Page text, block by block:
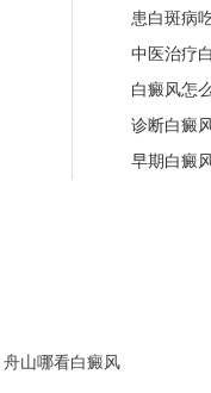
患白斑病
中医治疗
白癜风怎
诊断白癜
早期白癜
舟山哪看白癜风